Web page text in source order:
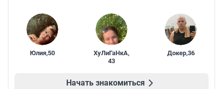
Юлия,50 ХуЛиГаНкА,
43
Докер,36
Начать знакомиться